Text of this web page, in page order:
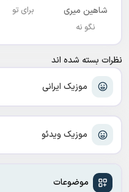
موزیک ایرانی
موزیک ویدئو
موضوعات
شاهین میری
نگو نه
برای تو
نظرات بسته شده اند